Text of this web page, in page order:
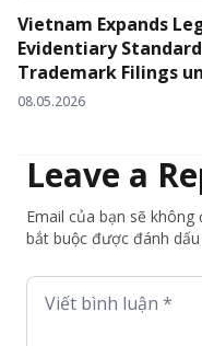
Vietnam Expands
Evidentiary
Trademark Filings
BKHCN
08.05.2026
Leave a
Email của bạn sẽ
bắt buộc được đánh
Viết bình luận *